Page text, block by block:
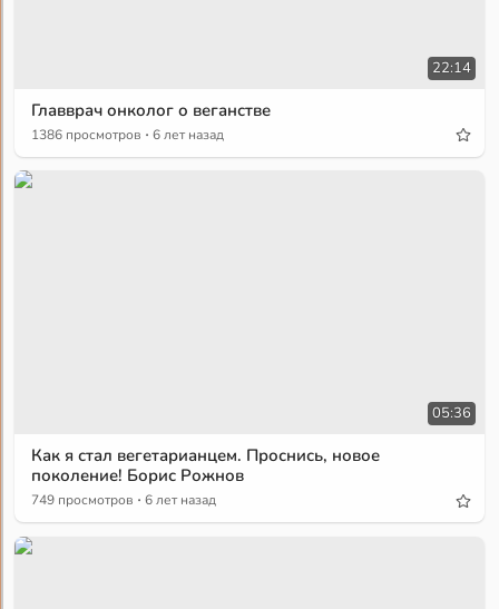
22:14
Главврач онколог о веганстве
1386 просмотров · 6 лет назад
05:36
Как я стал вегетарианцем. Проснись, новое
поколение! Борис Рожнов
749 просмотров · 6 лет назад